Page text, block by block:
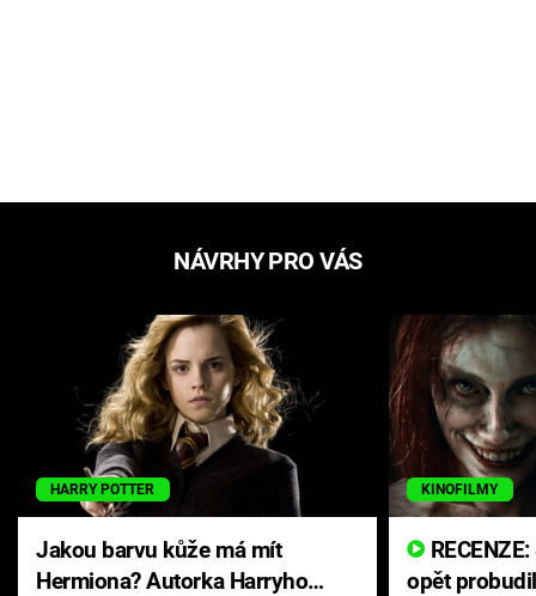
NÁVRHY PRO VÁS
HARRY POTTER
Jakou barvu kůže má mít
Hermiona? Autorka Harryho
KINOFILMY
opět